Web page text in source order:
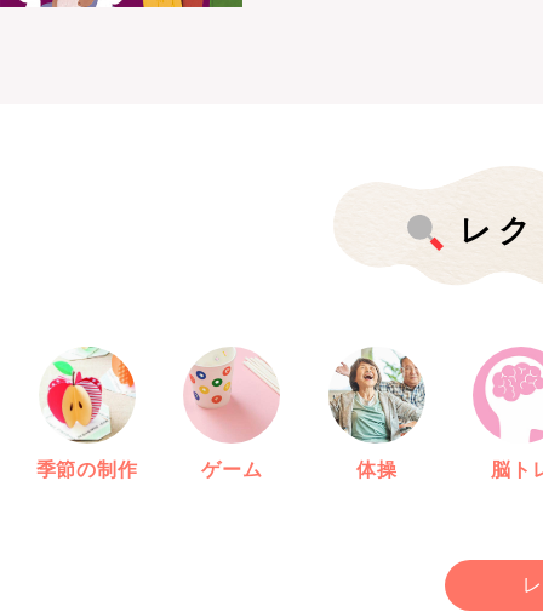
レ
季節の制作 ゲーム 体操 脳ト